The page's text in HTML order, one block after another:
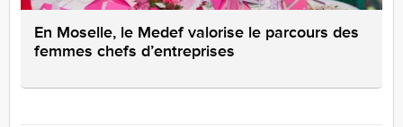
En Moselle, le Medef valorise le parcours des
femmes chefs d’entreprises